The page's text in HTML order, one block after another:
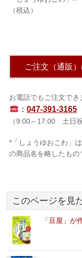
（税込）
ご注文（通販
お電話でもご注文でき
： 047-391-3165
（9:00～17:00 土日祝
*「しょうゆおこわ」
の商品名を略したもの
このページを見
「豆屋」が